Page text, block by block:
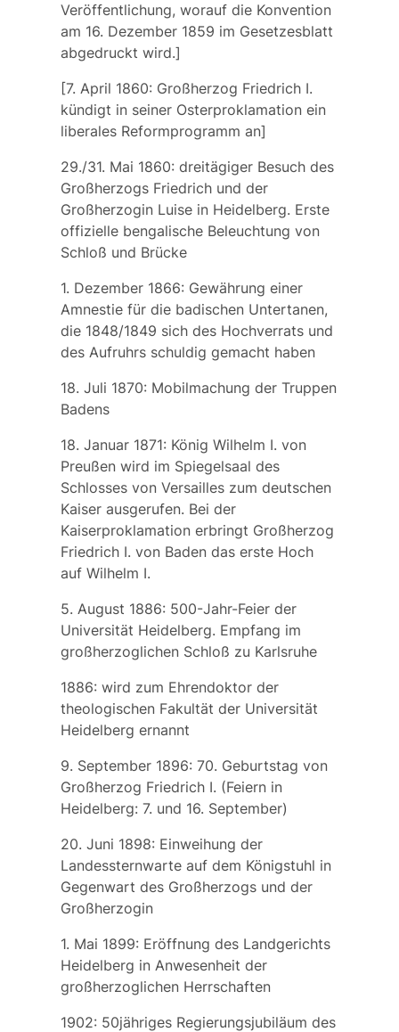
Veröffentlichung, worauf die Konvention
am 16. Dezember 1859 im Gesetzesblatt
abgedruckt wird.]
[7. April 1860: Großherzog Friedrich I.
kündigt in seiner Osterproklamationein
liberales Reformprogramm an]
29./31. Mai 1860: dreitägiger Besuch des
Großherzogs Friedrich und der
Großherzogin Luise in Heidelberg. Erste
offizielle bengalische Beleuchtung von
Schloß und Brücke
1. Dezember 1866: Gewährung einer
Amnestie für die badischen Untertanen,
die 1848/1849 sich des Hochverrats und
des Aufruhrs schuldig gemacht haben
18. Juli 1870: Mobilmachung der Truppen
Badens
18. Januar 1871: König Wilhelm I. von
Preußen wird im Spiegelsaal des
Schlosses von Versailles zum deutschen
Kaiser ausgerufen. Bei der
Kaiserproklamation erbringt Großherzog
Friedrich I. von Baden das erste Hoch
auf Wilhelm I.
5. August 1886: 500-Jahr-Feier der
Universität Heidelberg. Empfang im
großherzoglichen Schloß zu Karlsruhe
1886: wird zum Ehrendoktor der
theologischen Fakultät der Universität
Heidelberg ernannt
9. September 1896: 70. Geburtstag von
Großherzog Friedrich I. (Feiern in
Heidelberg: 7. und 16. September)
20. Juni 1898: Einweihung der
Landessternwarte auf dem Königstuhl in
Gegenwart des Großherzogs und der
Großherzogin
1. Mai 1899: Eröffnung des Landgerichts
Heidelberg in Anwesenheit der
großherzoglichen Herrschaften
1902: 50jähriges Regierungsjubiläum des